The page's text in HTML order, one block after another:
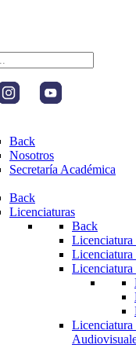
Back
Nosotros
Secretaría Académica
Back
Licenciaturas
Back
Licenciatura
Licenciatura